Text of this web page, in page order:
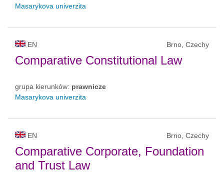
Masarykova univerzita
EN Brno, Czechy
Comparative Constitutional Law
grupa kierunków: prawnicze
Masarykova univerzita
EN Brno, Czechy
Comparative Corporate, Foundation
and Trust Law